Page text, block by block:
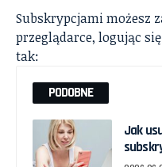
Subskrypcjami możesz
przeglądarce, logując
tak:
PODOBNE
Jak